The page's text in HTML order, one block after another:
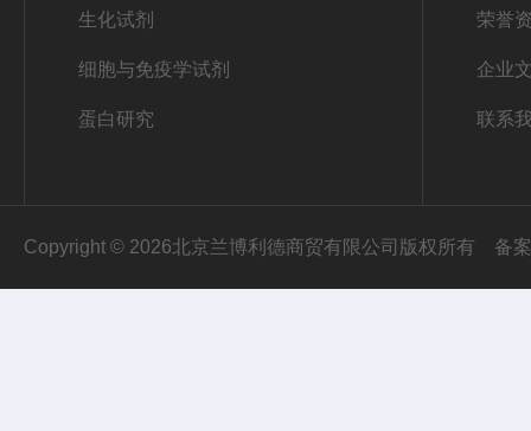
生化试剂
细胞与免疫学试剂
蛋白研究
荣誉
企业
联系
Copyright © 2026北京兰博利德商贸有限公司版权所有 备